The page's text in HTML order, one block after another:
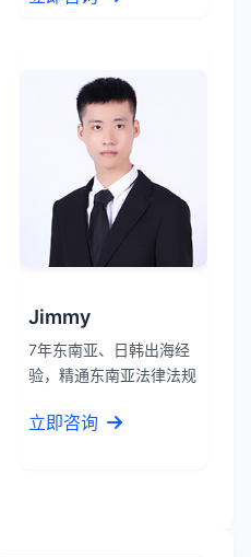
Jimmy
7年东南亚、日韩出海经
验，精通东南亚法律法规
立即咨询